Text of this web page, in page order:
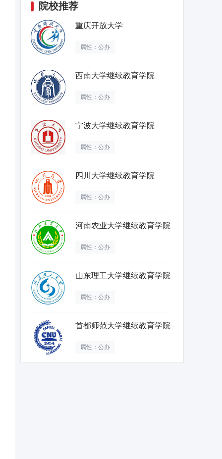
院校推荐
重庆开放大学
属性：公办
西南大学继续教育学院
属性：公办
宁波大学继续教育学院
属性：公办
四川大学继续教育学院
属性：公办
河南农业大学继续教育学院
属性：公办
山东理工大学继续教育学院
属性：公办
首都师范大学继续教育学院
属性：公办